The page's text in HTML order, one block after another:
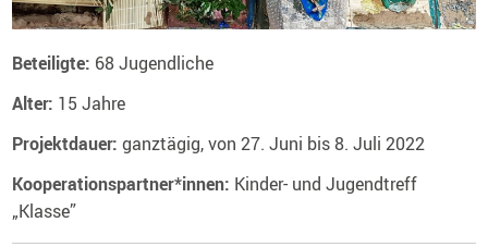
Beteiligte: 68 Jugendliche
Alter: 15 Jahre
Projektdauer: ganztägig, von 27. Juni bis 8. Juli 2022
Kooperationspartner*innen: Kinder- und Jugendtreff
„Klasse”